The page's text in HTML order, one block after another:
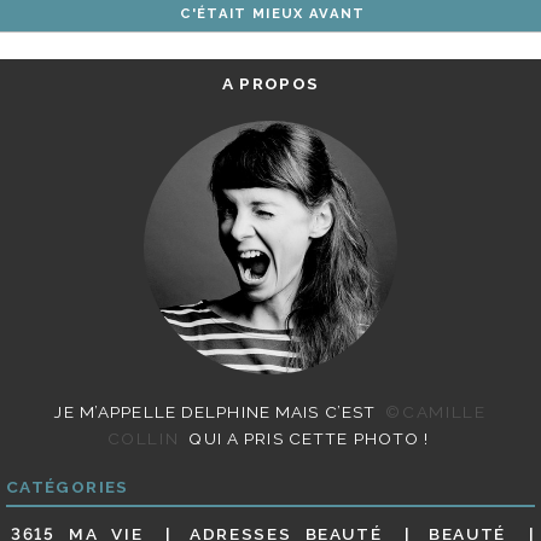
ARTICLES
C'ÉTAIT MIEUX AVANT
A PROPOS
JE M’APPELLE DELPHINE MAIS C’EST
©CAMILLE
COLLIN
QUI A PRIS CETTE PHOTO !
CATÉGORIES
3615 MA VIE ADRESSES BEAUTÉ BEAUTÉ